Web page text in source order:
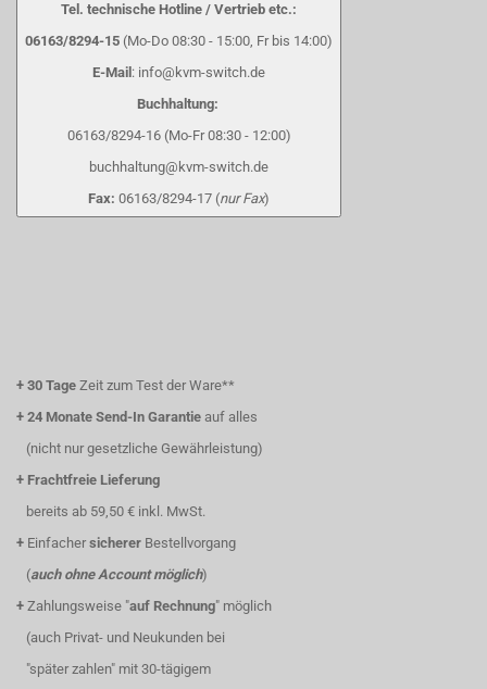
Tel. technische Hotline / Vertrieb etc.:
06163/8294-15 (Mo-Do 08:30 - 15:00, Fr bis 14:00)
E-Mail : info@kvm-switch.de
Buchhaltung:
06163/8294-16 (Mo-Fr 08:30 - 12:00)
buchhaltung@kvm-switch.de
Fax: 06163/8294-17 (nur Fax)
+ 30 Tage Zeit zum Test der Ware**
+ 24 Monate Send-In Garantie auf alles
(nicht nur gesetzliche Gewährleistung)
+ Frachtfreie Lieferung
bereits ab 59,50 € inkl. MwSt.
+ Einfacher sicherer Bestellvorgang
(auch ohne Account möglich)
+ Zahlungsweise "auf Rechnung" möglich
(auch Privat- und Neukunden bei
"später zahlen" mit 30-tägigem